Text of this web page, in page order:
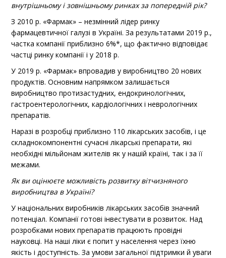
внутрішньому і зовнішньому ринках за попередній рік?
З 2010 р. «Фармак» – незмінний лідер ринку
фармацевтичної галузі в Україні. За результатами 2019 р.,
частка компанії приблизно 6%*, що фактично відповідає
частці ринку компанії і у 2018 р.
У 2019 р. «Фармак» впровадив у виробництво 20 нових
продуктів. Основним напрямком залишається
виробництво протизастудних, ендокринологічних,
гастроентерологічних, кардіологічних і неврологічних
препаратів.
Наразі в розробці приблизно 110 лікарських засобів, і це
складнокомпонентні сучасні лікарські препарати, які
необхідні мільйонам жителів як у нашій країні, так і за її
межами.
Як ви оцінюєте можливість розвитку вітчизняного
виробництва в Україні?
У національних виробників лікарських засобів значний
потенціал. Компанії готові інвестувати в розвиток. Над
розробками нових препаратів працюють провідні
науковці. На наші ліки є попит у населення через їхню
якість і доступність. За умови загальної підтримки й уваги